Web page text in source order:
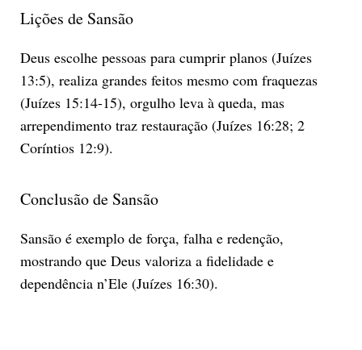
Lições de Sansão
Deus escolhe pessoas para cumprir planos (Juízes
13:5), realiza grandes feitos mesmo com fraquezas
(Juízes 15:14-15), orgulho leva à queda, mas
arrependimento traz restauração (Juízes 16:28; 2
Coríntios 12:9).
Conclusão de Sansão
Sansão é exemplo de força, falha e redenção,
mostrando que Deus valoriza a fidelidade e
dependência n’Ele (Juízes 16:30).